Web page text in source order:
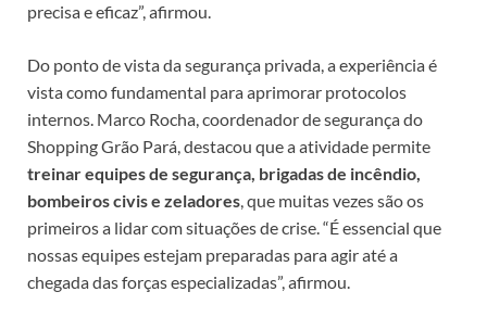
precisa e eficaz”, afirmou.
Do ponto de vista da segurança privada, a experiência é
vista como fundamental para aprimorar protocolos
internos. Marco Rocha, coordenador de segurança do
Shopping Grão Pará, destacou que a atividade permite
treinar equipes de segurança, brigadas de incêndio,
bombeiros civis e zeladores, que muitas vezes são os
primeiros a lidar com situações de crise. “É essencial que
nossas equipes estejam preparadas para agir até a
chegada das forças especializadas”, afirmou.